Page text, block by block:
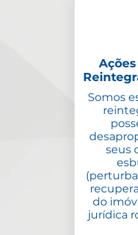
Somos
seus
do
jurídica